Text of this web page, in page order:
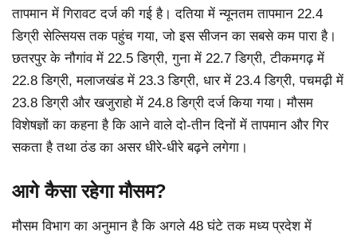
तापमान में गिरावट दर्ज की गई है। दतिया में न्यूनतम तापमान 22.4
डिग्री सेल्सियस तक पहुंच गया, जो इस सीजन का सबसे कम पारा है।
छतरपुर के नौगांव में 22.5 डिग्री, गुना में 22.7 डिग्री, टीकमगढ़ में
22.8 डिग्री, मलाजखंड में 23.3 डिग्री, धार में 23.4 डिग्री, पचमढ़ी में
23.8 डिग्री और खजुराहो में 24.8 डिग्री दर्ज किया गया। मौसम
विशेषज्ञों का कहना है कि आने वाले दो-तीन दिनों में तापमान और गिर
सकता है तथा ठंड का असर धीरे-धीरे बढ़ने लगेगा।
आगे कैसा रहेगा मौसम?
मौसम विभाग का अनुमान है कि अगले 48 घंटे तक मध्य प्रदेश में